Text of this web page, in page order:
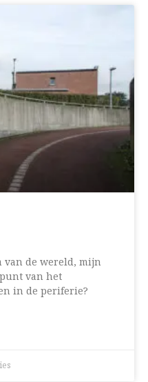
de wereld, mijn
van het
in de periferie?